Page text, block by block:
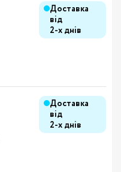
Доставка
від
2-х днів
Доставка
від
2-х днів